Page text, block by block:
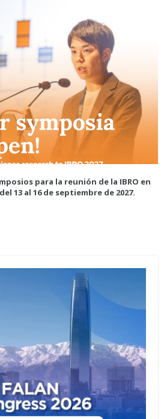
para la reunión de la IBRO en
13 al 16 de septiembre de 2027.